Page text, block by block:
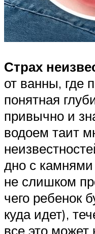
Страх
от ванны, где
понятная
привычно и
водоем таит
дно с
не слишком
чего ребенок
куда идет),
все это